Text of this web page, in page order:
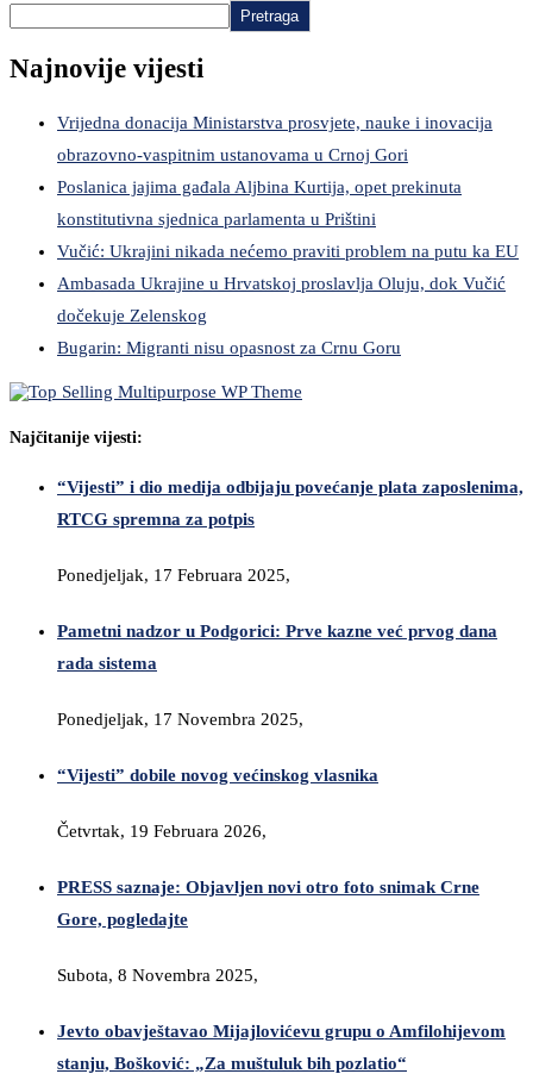
Pretraga
Najnovije vijesti
Vrijedna donacija Ministarstva prosvjete, nauke i inovacija
obrazovno-vaspitnim ustanovama u Crnoj Gori
Poslanica jajima gađala Aljbina Kurtija, opet prekinuta
konstitutivna sjednica parlamenta u Prištini
Vučić: Ukrajini nikada nećemo praviti problem na putu ka EU
Ambasada Ukrajine u Hrvatskoj proslavlja Oluju, dok Vučić
dočekuje Zelenskog
Bugarin: Migranti nisu opasnost za Crnu Goru
Najčitanije vijesti:
“Vijesti” i dio medija odbijaju povećanje plata zaposlenima,
RTCG spremna za potpis
Ponedjeljak, 17 Februara 2025,
Pametni nadzor u Podgorici: Prve kazne već prvog dana
rada sistema
Ponedjeljak, 17 Novembra 2025,
“Vijesti” dobile novog većinskog vlasnika
Četvrtak, 19 Februara 2026,
PRESS saznaje: Objavljen novi otro foto snimak Crne
Gore, pogledajte
Subota, 8 Novembra 2025,
Jevto obavještavao Mijajlovićevu grupu o Amfilohijevom
stanju, Bošković: „Za muštuluk bih pozlatio“